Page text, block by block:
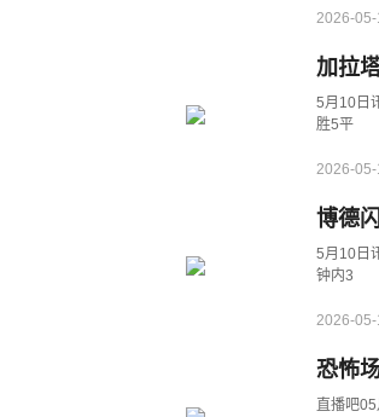
2026-05-
加拉
5月10日
胜5平
2026-05-
博德
5月10日
钟内3
2026-05-
恐怖
直播吧